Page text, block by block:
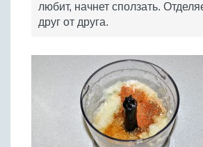
любит, начнет сползать.
друг от друга.